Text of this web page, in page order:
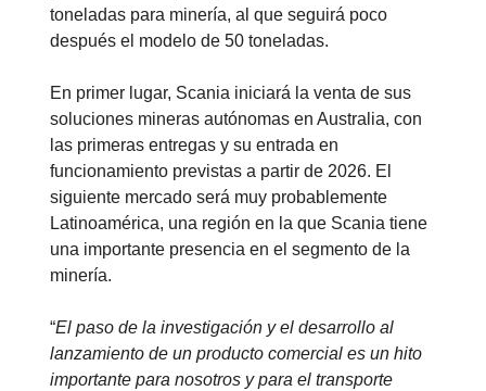
toneladas para minería, al que seguirá poco
después el modelo de 50 toneladas.
En primer lugar, Scania iniciará la venta de sus
soluciones mineras autónomas en Australia, con
las primeras entregas y su entrada en
funcionamiento previstas a partir de 2026. El
siguiente mercado será muy probablemente
Latinoamérica, una región en la que Scania tiene
una importante presencia en el segmento de la
minería.
“El paso de la investigación y el desarrollo al
lanzamiento de un producto comercial es un hito
importante para nosotros y para el transporte